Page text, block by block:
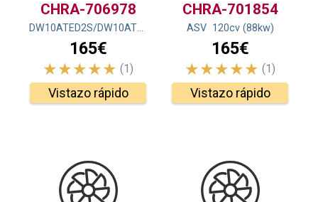
CHRA-706978
DW10ATED2S/DW10ATED4 cv (80kw)
165€
(1)
Vistazo rápido
CHRA-701854
ASV 120cv (88kw)
165€
(1)
Vistazo rápido